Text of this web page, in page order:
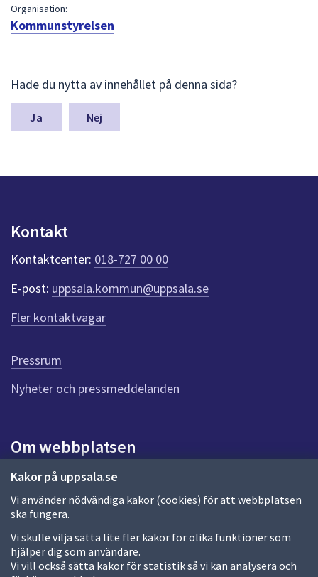
Kakor på uppsala.se
Vi använder nödvändiga kakor (cookies) för att webbplatsen
ska fungera.
Vi skulle vilja sätta lite fler kakor för olika funktioner som
hjälper dig som användare.
Vi vill också sätta kakor för statistik så vi kan analysera och
Organisation:
Kommunstyrelsen
ä
m
a
n
k
t
e
r
f
ö
r
e
n
n
a
d
a
Hade du nytta av innehållet på denna sida?
Nej
Kontakt
Kontaktcenter: 018-727 00 00
E-post: uppsala.kommun@uppsala.se
Fler kontaktvägar
Pressrum
Nyheter och pressmeddelanden
Om webbplatsen
Om webbplatsen
Allmänna handlingar och diarium
Behandling av personuppgifter
Kakor